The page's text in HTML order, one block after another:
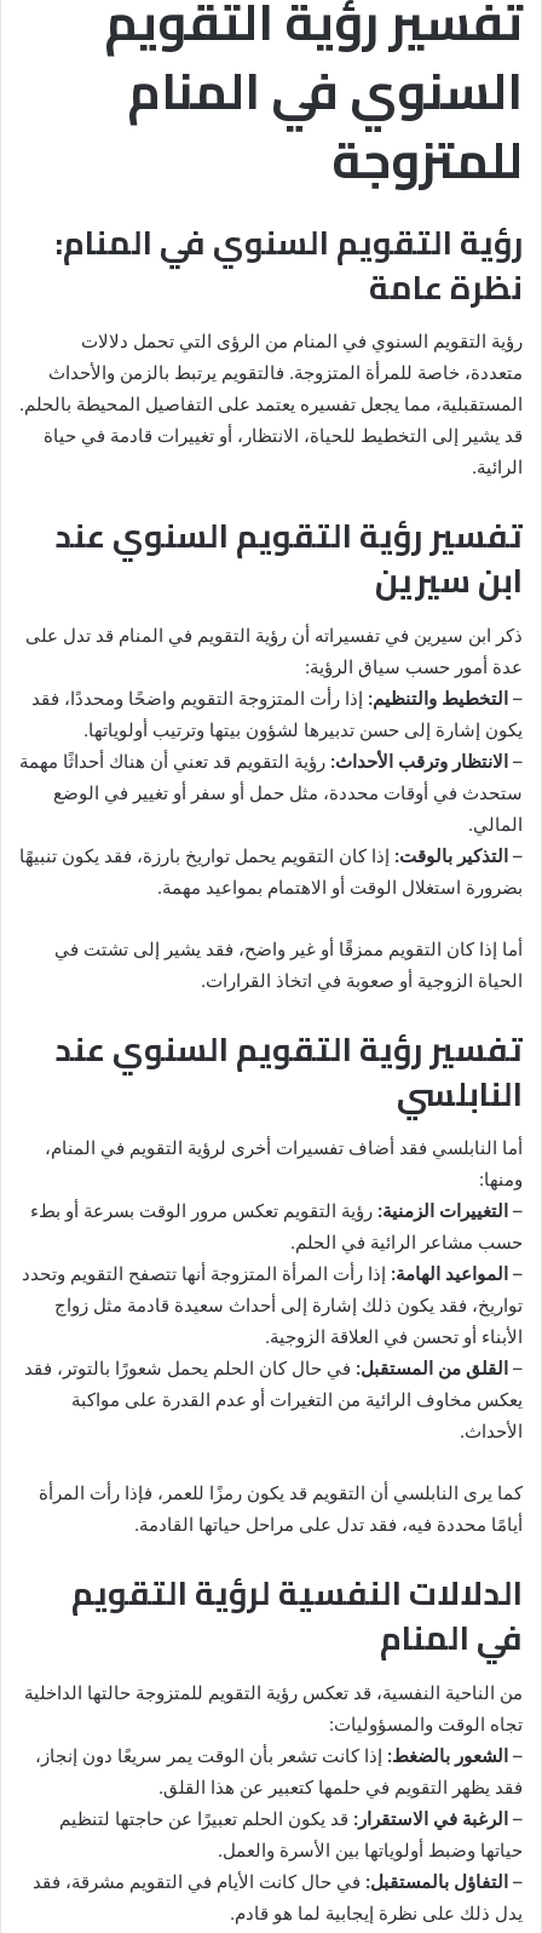
تفسير رؤية التقويم
السنوي في المنام
للمتزوجة
رؤية التقويم السنوي في المنام:
نظرة عامة
رؤية التقويم السنوي في المنام من الرؤى التي تحمل دلالات
متعددة، خاصة للمرأة المتزوجة. فالتقويم يرتبط بالزمن والأحداث
المستقبلية، مما يجعل تفسيره يعتمد على التفاصيل المحيطة بالحلم.
قد يشير إلى التخطيط للحياة، الانتظار، أو تغييرات قادمة في حياة
الرائية.
تفسير رؤية التقويم السنوي عند
ابن سيرين
ذكر ابن سيرين في تفسيراته أن رؤية التقويم في المنام قد تدل على
عدة أمور حسب سياق الرؤية:
– التخطيط والتنظيم: إذا رأت المتزوجة التقويم واضحًا ومحددًا، فقد
يكون إشارة إلى حسن تدبيرها لشؤون بيتها وترتيب أولوياتها.
– الانتظار وترقب الأحداث: رؤية التقويم قد تعني أن هناك أحداثًا مهمة
ستحدث في أوقات محددة، مثل حمل أو سفر أو تغيير في الوضع
المالي.
– التذكير بالوقت: إذا كان التقويم يحمل تواريخ بارزة، فقد يكون تنبيهًا
بضرورة استغلال الوقت أو الاهتمام بمواعيد مهمة.
أما إذا كان التقويم ممزقًا أو غير واضح، فقد يشير إلى تشتت في
الحياة الزوجية أو صعوبة في اتخاذ القرارات.
تفسير رؤية التقويم السنوي عند
النابلسي
أما النابلسي فقد أضاف تفسيرات أخرى لرؤية التقويم في المنام،
ومنها:
– التغييرات الزمنية: رؤية التقويم تعكس مرور الوقت بسرعة أو بطء
حسب مشاعر الرائية في الحلم.
– المواعيد الهامة: إذا رأت المرأة المتزوجة أنها تتصفح التقويم وتحدد
تواريخ، فقد يكون ذلك إشارة إلى أحداث سعيدة قادمة مثل زواج
الأبناء أو تحسن في العلاقة الزوجية.
– القلق من المستقبل: في حال كان الحلم يحمل شعورًا بالتوتر، فقد
يعكس مخاوف الرائية من التغيرات أو عدم القدرة على مواكبة
الأحداث.
كما يرى النابلسي أن التقويم قد يكون رمزًا للعمر، فإذا رأت المرأة
أيامًا محددة فيه، فقد تدل على مراحل حياتها القادمة.
الدلالات النفسية لرؤية التقويم
في المنام
من الناحية النفسية، قد تعكس رؤية التقويم للمتزوجة حالتها الداخلية
تجاه الوقت والمسؤوليات:
– الشعور بالضغط: إذا كانت تشعر بأن الوقت يمر سريعًا دون إنجاز،
فقد يظهر التقويم في حلمها كتعبير عن هذا القلق.
– الرغبة في الاستقرار: قد يكون الحلم تعبيرًا عن حاجتها لتنظيم
حياتها وضبط أولوياتها بين الأسرة والعمل.
– التفاؤل بالمستقبل: في حال كانت الأيام في التقويم مشرقة، فقد
يدل ذلك على نظرة إيجابية لما هو قادم.